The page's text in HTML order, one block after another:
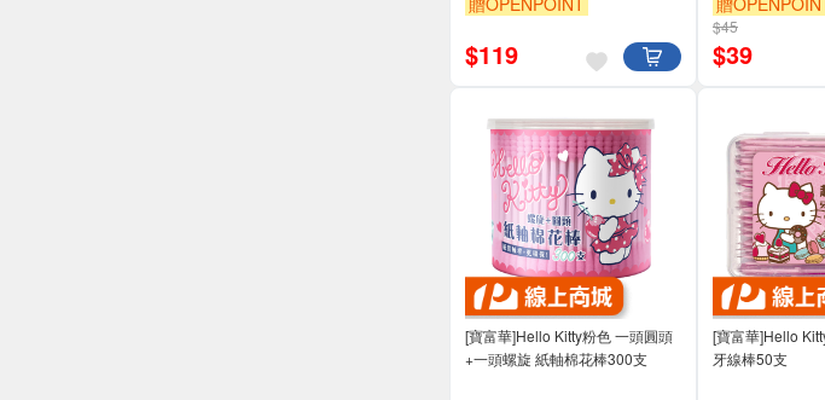
$119
$45
$39
[寶富華]Hello Kitty粉色 一頭圓頭
+一頭螺旋 紙軸棉花棒300支
[寶富華]Hello
牙線棒50支